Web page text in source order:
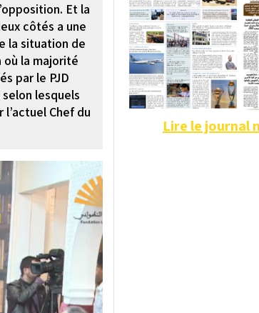
Et la
côtés a une
la situation de
la majorité
par le PJD
lesquels
Chef du
Lire le journal